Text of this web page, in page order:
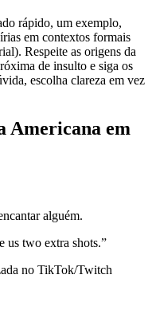
rápido, um exemplo,
em contextos formais
Respeite as origens da
de insulto e siga os
escolha clareza em vez
Americana em
alguém.
us two extra shots.”
no TikTok/Twitch